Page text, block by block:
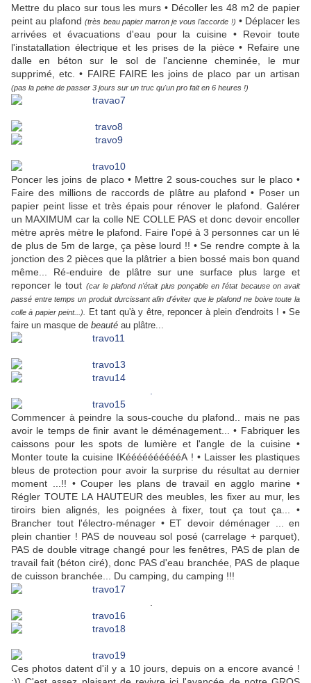
Mettre du placo sur tous les murs • Décoller les 48 m2 de papier
peint au plafond(très beau papier marron je vous l'accorde !) • Déplacer les
arrivées et évacuations d'eau pour la cuisine • Revoir toute
l'instatallation électrique et les prises de la pièce • Refaire une
dalle en béton sur le sol de l'ancienne cheminée, le mur
supprimé, etc. • FAIRE FAIRE les joins de placo par un artisan
(pas la peine de passer 3 jours sur un truc qu'un pro fait en 6 heures !)
Poncer les joins de placo • Mettre 2 sous-couches sur le placo •
Faire des millions de raccords de plâtre au plafond • Poser un
papier peint lisse et très épais pour rénover le plafond. Galérer
un MAXIMUM car la colle NE COLLE PAS et donc devoir encoller
mètre après mètre le plafond. Faire l'opé à 3 personnes car un lé
de plus de 5m de large, ça pèse lourd !! • Se rendre compte à la
jonction des 2 pièces que la plâtrier a bien bossé mais bon quand
même... Ré-enduire de plâtre sur une surface plus large et
reponcer le tout (car le plafond n'était plus ponçable en l'état because on avait
passé entre temps un produit durcissant afin d'éviter que le plafond ne boive toute la
colle à papier peint...).
Et tant qu'à y être, reponcer à plein d'endroits ! • Se
faire un masque de beauté au plâtre...
Commencer à peindre la sous-couche du plafond.. mais ne pas
avoir le temps de finir avant le déménagement... • Fabriquer les
caissons pour les spots de lumière et l'angle de la cuisine •
Monter toute la cuisine IKééééééééééA ! • Laisser les plastiques
bleus de protection pour avoir la surprise du résultat au dernier
moment ...!! • Couper les plans de travail en agglo marine •
Régler TOUTE LA HAUTEUR des meubles, les fixer au mur, les
tiroirs bien alignés, les poignées à fixer, tout ça tout ça... •
Brancher tout l'électro-ménager • ET devoir déménager ... en
plein chantier ! PAS de nouveau sol posé (carrelage + parquet),
PAS de double vitrage changé pour les fenêtres, PAS de plan de
travail fait (béton ciré), donc PAS d'eau branchée, PAS de plaque
de cuisson branchée... Du camping, du camping !!!
Ces photos datent d'il y a 10 jours, depuis on a encore avancé !